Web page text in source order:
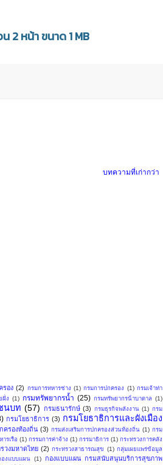
2 หน้า ขนาด 1 MB
บทความที่เก่ากว่า
รอง (2) กรมการทหารช่าง (1) กรมการปกครอง (1) กรมเจ้าท่า
ฝั่ง (1) กรมทรัพยากรน้ำ (25) กรมทรัพยากรน้ําบาดาล (1)
นบท (57) กรมธนารักษ์ (3) กรมธุรกิจพลังงาน (1) กรม
กรมโยธาธิการ (3) กรมโยธาธิการและผังเมือง
ครองท้องถิ่น (3) กรมส่งเสริมการปกครองส่วนท้องถิ่น (1) กรม
รเรือ (1) กรรมการค่าจ้าง (1) กรรมาธิการ (1) กระทรวงการคลัง
วงมหาดไทย (2) กระทรวงสาธารณสุข (1) กลุ่มเผยแพร่ข้อมูล
องแบบแผน (1) กองแบบแผน กรมสนับสนุนบริการสุขภาพ